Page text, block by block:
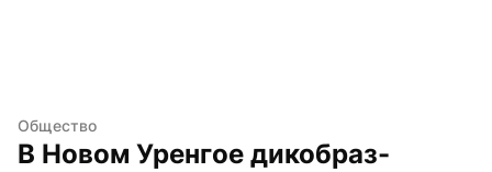
Общество
В Новом Уренгое дикобраз-